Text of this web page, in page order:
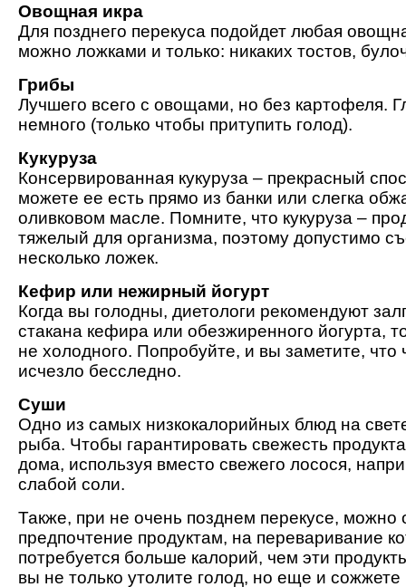
Овощная икра
Для позднего перекуса подойдет любая
можно ложками и только: никаких тостов,
Грибы
Лучшего всего с овощами, но без картофеля.
немного (только чтобы притупить голод).
Кукуруза
Консервированная кукуруза – прекрасный
можете ее есть прямо из банки или слегка
оливковом масле. Помните, что кукуруза –
тяжелый для организма, поэтому допустимо
несколько ложек.
Кефир или нежирный йогурт
Когда вы голодны, диетологи рекомендуют
стакана кефира или обезжиренного йогурта,
не холодного. Попробуйте, и вы заметите, что
исчезло бесследно.
Суши
Одно из самых низкокалорийных блюд на
рыба. Чтобы гарантировать свежесть
дома, используя вместо свежего лосося,
слабой соли.
Также, при не очень позднем перекусе, можно
предпочтение продуктам, на переваривание
потребуется больше калорий, чем эти
вы не только утолите голод, но еще и